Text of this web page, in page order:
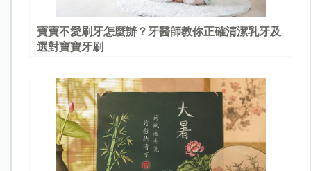
寶寶不愛刷牙怎麼辦？牙醫師教你正確清潔乳牙及
選對寶寶牙刷